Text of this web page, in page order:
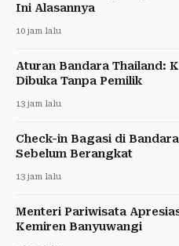
Ini Alasannya
10 jam lalu
Aturan Bandara Thailand:
Dibuka Tanpa Pemilik
13 jam lalu
Check-in Bagasi di
Sebelum Berangkat
13 jam lalu
Menteri Pariwisata
Kemiren Banyuwangi